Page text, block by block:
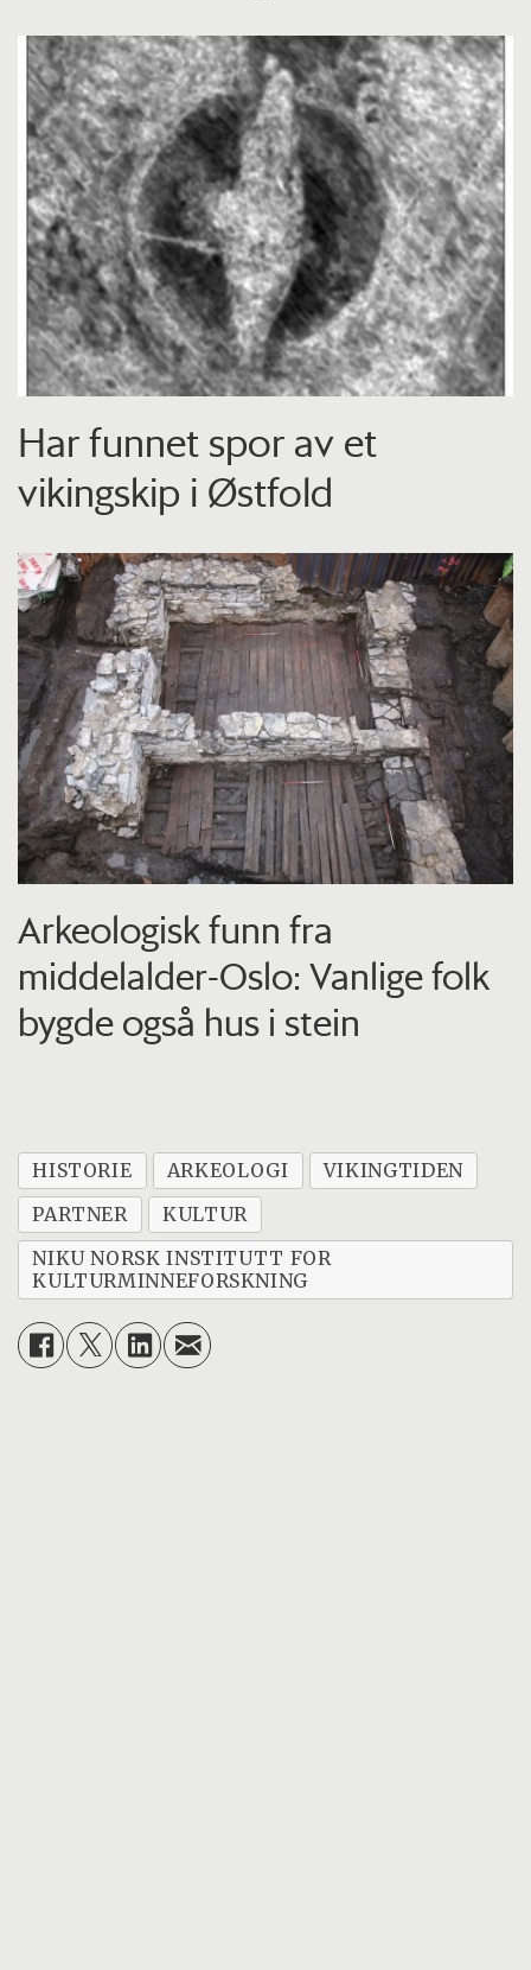
Har funnet spor av et
vikingskip i Østfold
Arkeologisk funn fra
middelalder-Oslo: Vanlige folk
bygde også hus i stein
HISTORIE ARKEOLOGI
VIKINGTIDEN
PARTNER
KULTUR
NIKU NORSK INSTITUTT FOR
KULTURMINNEFORSKNING